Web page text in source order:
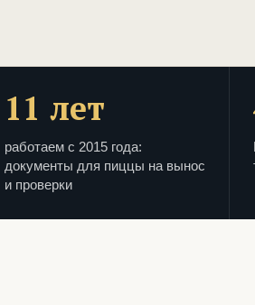
11 лет
работаем с 2015 года:
документы для пиццы на вынос
и проверки